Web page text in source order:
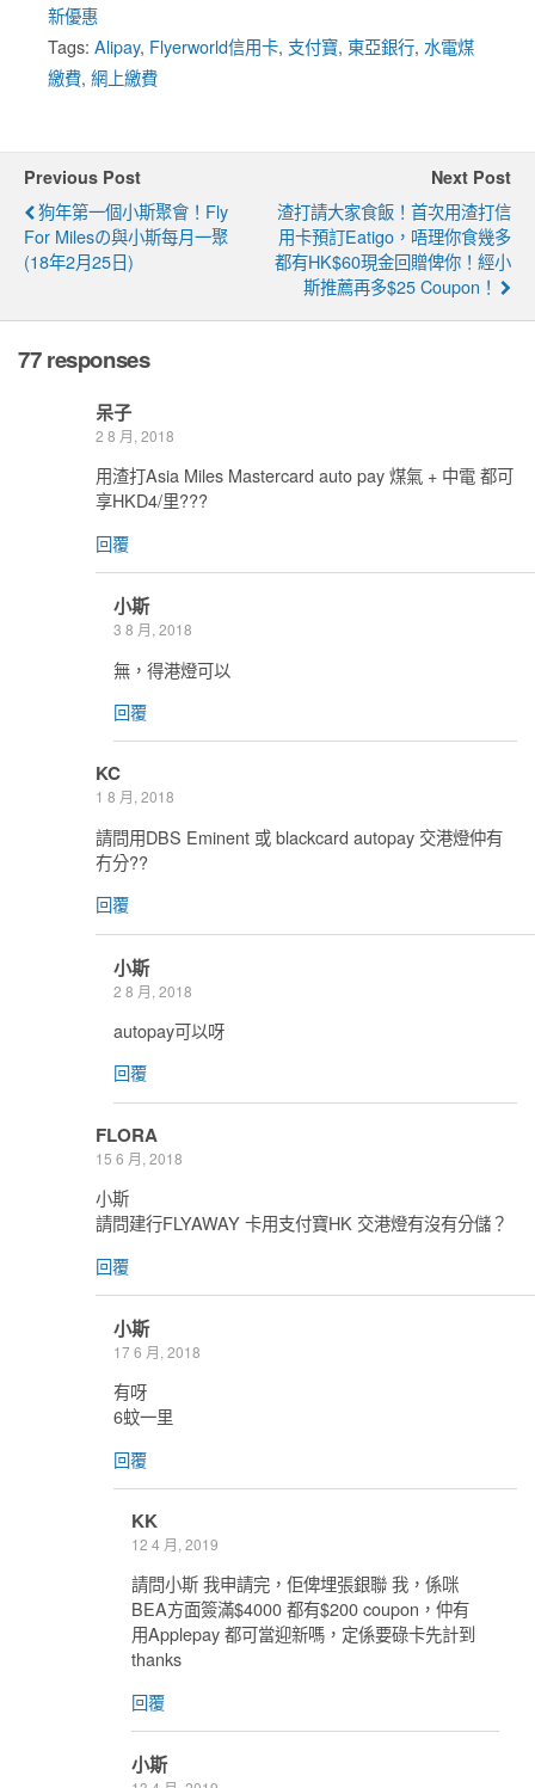
新優惠
Tags: Alipay, Flyerworld信用卡, 支付寶, 東亞銀行, 水電煤
繳費, 網上繳費
Previous Post
狗年第一個小斯聚會！Fly
For Milesの與小斯每月一聚
(18年2月25日)
Next Post
渣打請大家食飯！首次用渣打信
用卡預訂eatigo，唔理你食幾多
都有HK$60現金回贈俾你！經小
斯推薦再多$25 Coupon！
77 responses
呆子
2 8 月, 2018
用渣打Asia Miles Mastercard auto pay 煤氣 + 中電 都可
享HKD4/里???
回覆
小斯
3 8 月, 2018
無，得港燈可以
回覆
KC
1 8 月, 2018
請問用DBS Eminent 或 blackcard autopay 交港燈仲有
冇分??
回覆
小斯
2 8 月, 2018
autopay可以呀
回覆
FLORA
15 6 月, 2018
小斯
請問建行FLYAWAY 卡用支付寶HK 交港燈有沒有分儲？
回覆
小斯
17 6 月, 2018
有呀
6蚊一里
回覆
KK
12 4 月, 2019
請問小斯 我申請完，佢俾埋張銀聯 我，係咪
BEA方面簽滿$4000 都有$200 coupon，仲有
用Applepay 都可當迎新嗎，定係要碌卡先計到
thanks
回覆
小斯